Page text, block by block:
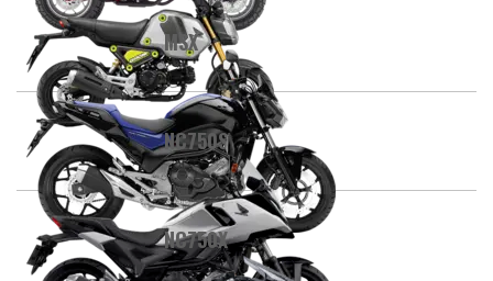
MSX
NC750S
NC750X